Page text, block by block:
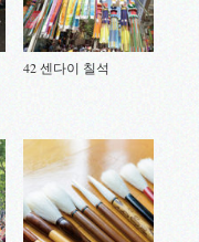
42 센다이 칠석